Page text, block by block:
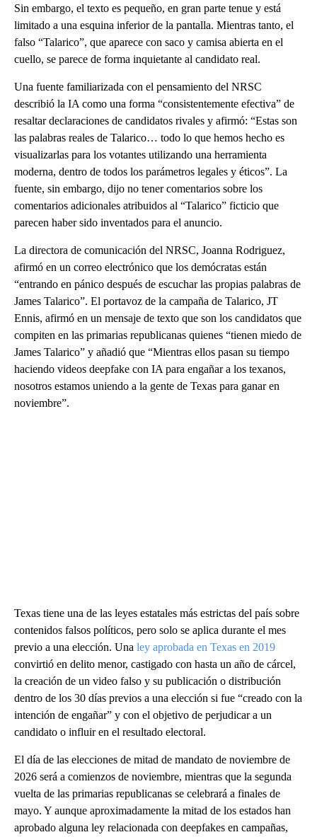
Sin embargo, el texto es pequeño, en gran parte tenue y está
limitado a una esquina inferior de la pantalla. Mientras tanto, el
falso “Talarico”, que aparece con saco y camisa abierta en el
cuello, se parece de forma inquietante al candidato real.
Una fuente familiarizada con el pensamiento del NRSC
describió la IA como una forma “consistentemente efectiva” de
resaltar declaraciones de candidatos rivales y afirmó: “Estas son
las palabras reales de Talarico… todo lo que hemos hecho es
visualizarlas para los votantes utilizando una herramienta
moderna, dentro de todos los parámetros legales y éticos”. La
fuente, sin embargo, dijo no tener comentarios sobre los
comentarios adicionales atribuidos al “Talarico” ficticio que
parecen haber sido inventados para el anuncio.
La directora de comunicación del NRSC, Joanna Rodriguez,
afirmó en un correo electrónico que los demócratas están
“entrando en pánico después de escuchar las propias palabras de
James Talarico”. El portavoz de la campaña de Talarico, JT
Ennis, afirmó en un mensaje de texto que son los candidatos que
compiten en las primarias republicanas quienes “tienen miedo de
James Talarico” y añadió que “Mientras ellos pasan su tiempo
haciendo videos deepfake con IA para engañar a los texanos,
nosotros estamos uniendo a la gente de Texas para ganar en
noviembre”.
Texas tiene una de las leyes estatales más estrictas del país sobre
contenidos falsos políticos, pero solo se aplica durante el mes
previo a una elección. Una ley aprobada en Texas en 2019
convirtió en delito menor, castigado con hasta un año de cárcel,
la creación de un video falso y su publicación o distribución
dentro de los 30 días previos a una elección si fue “creado con la
intención de engañar” y con el objetivo de perjudicar a un
candidato o influir en el resultado electoral.
El día de las elecciones de mitad de mandato de noviembre de
2026 será a comienzos de noviembre, mientras que la segunda
vuelta de las primarias republicanas se celebrará a finales de
mayo. Y aunque aproximadamente la mitad de los estados han
aprobado alguna ley relacionada con deepfakes en campañas,